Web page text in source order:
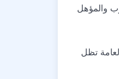
والمؤهل
تظل